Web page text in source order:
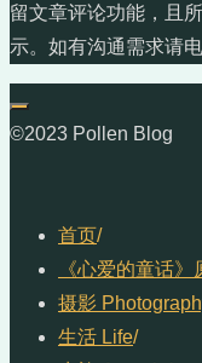
留文章评论功能，且
示。如有沟通需求请电
©2023 Pollen Blog
首页/
《心爱的童话
摄影
生活 Life/